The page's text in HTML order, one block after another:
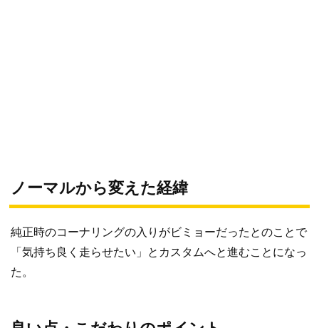
ノーマルから変えた経緯
純正時のコーナリングの入りがビミョーだったとのことで
「気持ち良く走らせたい」とカスタムへと進むことになっ
た。